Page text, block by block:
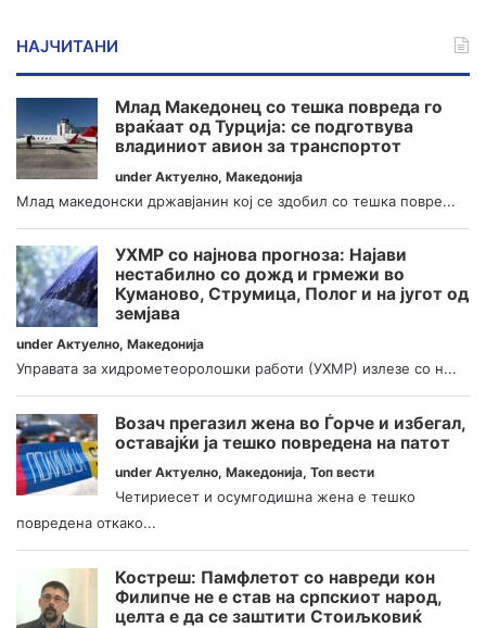
НАЈЧИТАНИ
Млад Македонец со тешка повреда го
враќаат од Турција: се подготвува
владиниот авион за транспортот
under Актуелно, Македонија
Млад македонски државјанин кој се здобил со тешка повре...
УХМР со најнова прогноза: Најави
нестабилно со дожд и грмежи во
Куманово, Струмица, Полог и на југот од
земјава
under Актуелно, Македонија
Управата за хидрометеоролошки работи (УХМР) излезе со н...
Возач прегазил жена во Ѓорче и избегал,
оставајќи ја тешко повредена на патот
under Актуелно, Македонија, Топ вести
Четириесет и осумгодишна жена е тешко
повредена откако...
Костреш: Памфлетот со навреди кон
Филипче не е став на српскиот народ,
целта е да се заштити Стоиљковиќ